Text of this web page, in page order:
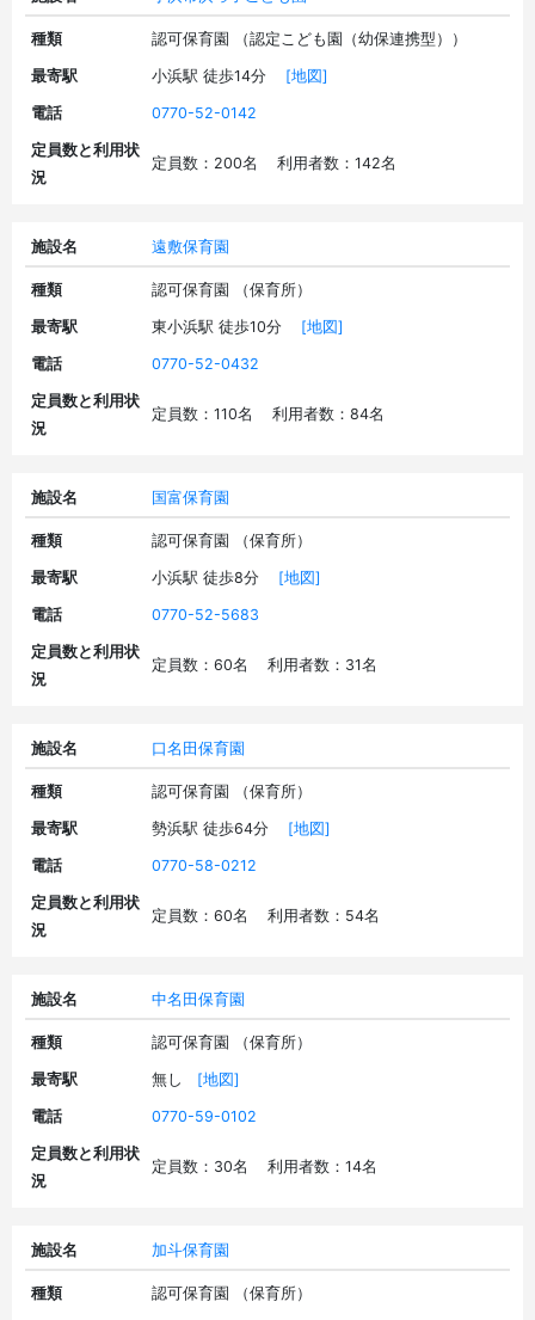
種類 認可保育園 （認定こども園（幼保連携型））
最寄駅 小浜駅 徒歩14分 [地図]
電話 0770-52-0142
定員数と利用状
況
定員数：200名 利用者数：142名
施設名 遠敷保育園
種類 認可保育園 （保育所）
最寄駅 東小浜駅 徒歩10分 [地図]
電話 0770-52-0432
定員数と利用状
況
定員数：110名 利用者数：84名
施設名 国富保育園
種類 認可保育園 （保育所）
最寄駅 小浜駅 徒歩8分 [地図]
電話 0770-52-5683
定員数と利用状
況
定員数：60名 利用者数：31名
施設名 口名田保育園
種類 認可保育園 （保育所）
最寄駅 勢浜駅 徒歩64分 [地図]
電話 0770-58-0212
定員数と利用状
況
定員数：60名 利用者数：54名
施設名 中名田保育園
種類 認可保育園 （保育所）
最寄駅 無し [地図]
電話 0770-59-0102
定員数と利用状
況
定員数：30名 利用者数：14名
施設名 加斗保育園
種類 認可保育園 （保育所）